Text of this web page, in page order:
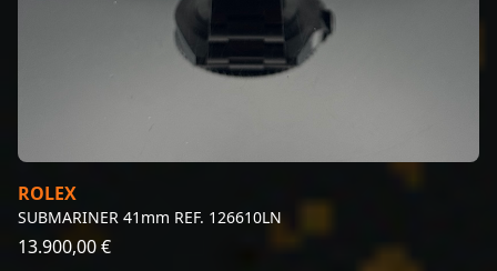
ROLEX
SUBMARINER 41mm REF. 126610LN
13.900,00 €